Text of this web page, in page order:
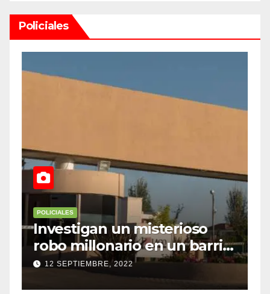
Policiales
POLICIALES
Investigan un misterioso
robo millonario en un barrio
top de Maipú
12 SEPTIEMBRE, 2022